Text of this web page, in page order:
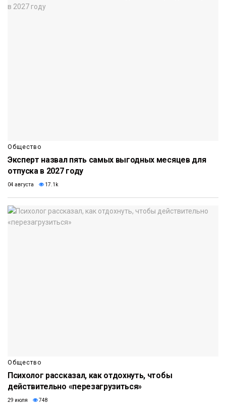
Общество
Эксперт назвал пять самых выгодных месяцев для
отпуска в 2027 году
04 августа 17.1k
Общество
Психолог рассказал, как отдохнуть, чтобы
действительно «перезагрузиться»
29 июля 748